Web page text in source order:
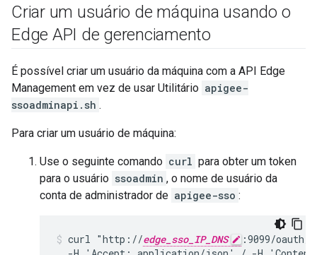
Criar um usuário de máquina usando o
Edge API de gerenciamento
É possível criar um usuário da máquina com a API Edge
Management em vez de usar Utilitário apigee-
ssoadminapi.sh .
Para criar um usuário de máquina:
Use o seguinte comando curl para obter um token
para o usuário ssoadmin , o nome de usuário da
conta de administrador de apigee-sso :
curl "http://edge_sso_IP_DNS
:9099/oauth/